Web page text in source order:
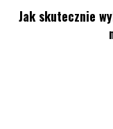
Jak skutecznie